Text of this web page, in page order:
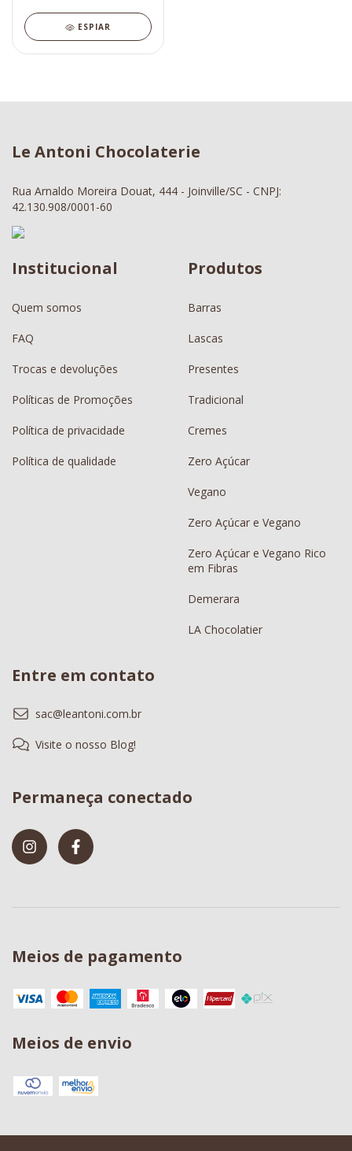
ESPIAR
Le Antoni Chocolaterie
Rua Arnaldo Moreira Douat, 444 - Joinville/SC - CNPJ:
42.130.908/0001-60
Institucional
Quem somos
FAQ
Trocas e devoluções
Políticas de Promoções
Política de privacidade
Política de qualidade
Produtos
Barras
Lascas
Presentes
Tradicional
Cremes
Zero Açúcar
Vegano
Zero Açúcar e Vegano
Zero Açúcar e Vegano Rico
em Fibras
Demerara
LA Chocolatier
Entre em contato
sac@leantoni.com.br
Visite o nosso Blog!
Permaneça conectado
Meios de pagamento
Meios de envio